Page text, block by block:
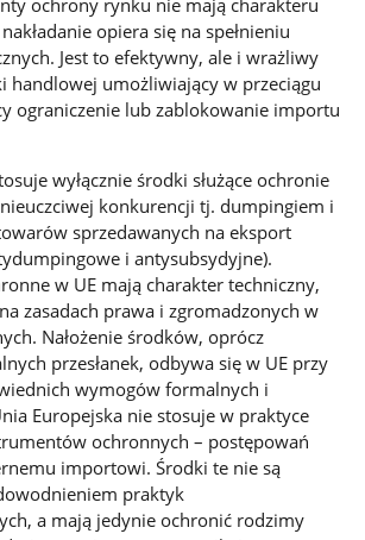
ochrony rynku nie mają charakteru
opiera się na spełnieniu
Jest to efektywny, ale i wrażliwy
handlowej umożliwiający w przeciągu
ograniczenie lub zablokowanie importu
wyłącznie środki służące ochronie
konkurencji tj. dumpingiem i
sprzedawanych na eksport
i antysubsydyjne).
w UE mają charakter techniczny,
zasadach prawa i zgromadzonych w
Nałożenie środków, oprócz
przesłanek, odbywa się w UE przy
wymogów formalnych i
Europejska nie stosuje w praktyce
ochronnych – postępowań
importowi. Środki te nie są
praktyk
a mają jedynie ochronić rodzimy